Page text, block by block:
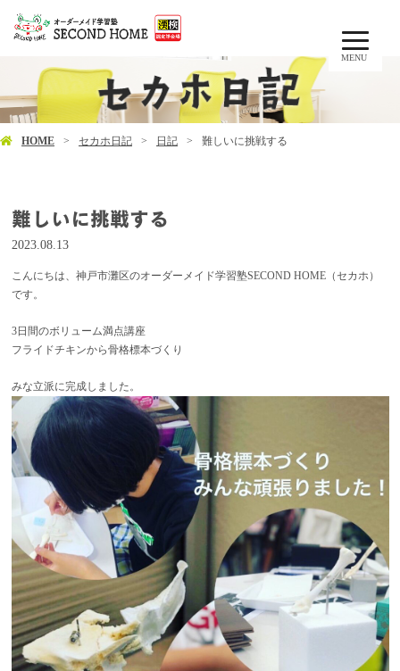
MENU
HOME セカホ日記 日記 難しいに挑戦する
難しいに挑戦する
2023.08.13
こんにちは、神戸市灘区のオーダーメイド学習塾SECOND HOME（セカホ）
です。
3日間のボリューム満点講座
フライドチキンから骨格標本づくり
みな立派に完成しました。